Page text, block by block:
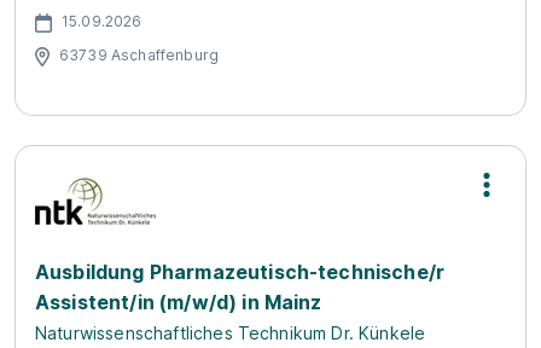
15.09.2026
63739 Aschaffenburg
Ausbildung Pharmazeutisch-technische/r
Assistent/in (m/w/d) in Mainz
Naturwissenschaftliches Technikum Dr. Künkele